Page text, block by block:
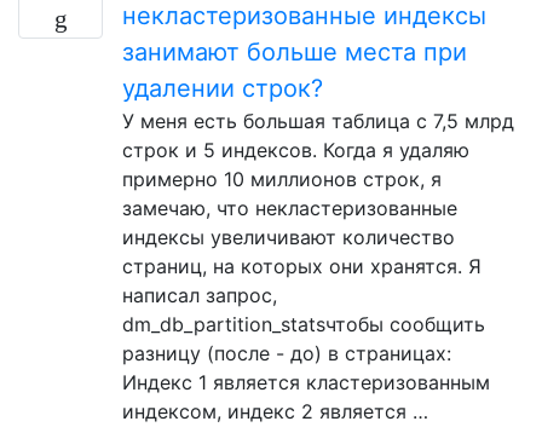
некластеризованные индексы
занимают больше места при
удалении строк?
У меня есть большая таблица с 7,5 млрд
строк и 5 индексов. Когда я удаляю
примерно 10 миллионов строк, я
замечаю, что некластеризованные
индексы увеличивают количество
страниц, на которых они хранятся. Я
написал запрос,
dm_db_partition_statsчтобы сообщить
разницу (после - до) в страницах:
Индекс 1 является кластеризованным
индексом, индекс 2 является …